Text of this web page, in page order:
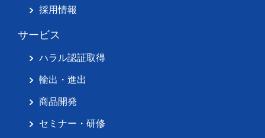
採用情報
サービス
ハラル認証取得
輸出・進出
商品開発
セミナー・研修